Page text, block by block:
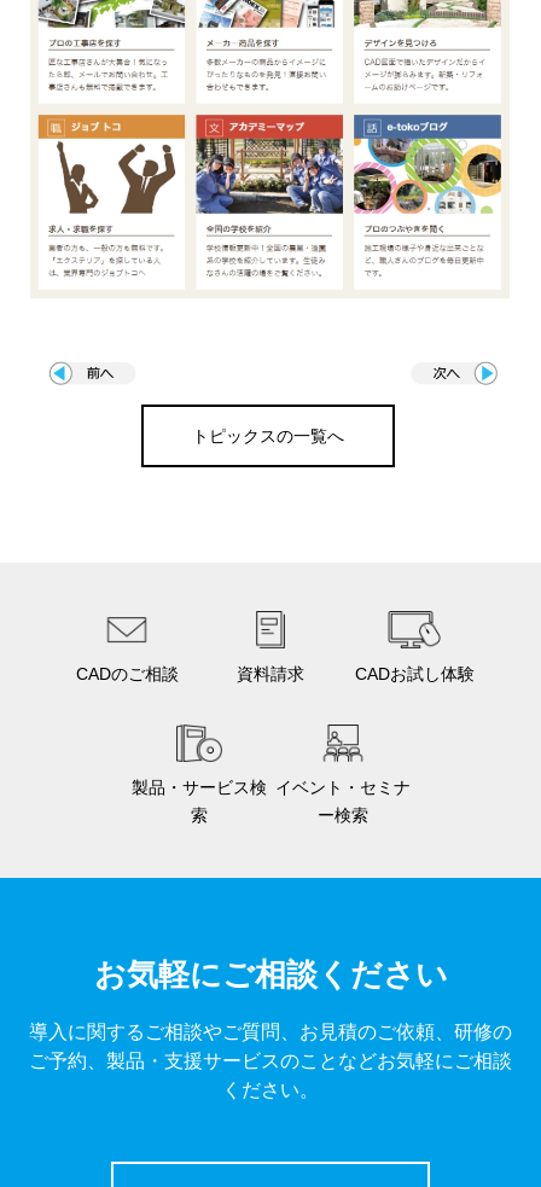
トピックスの一覧へ
CADのご相談 資料請求 CADお試し体験
製品・サービス検
索
イベント・セミナ
ー検索
お気軽にご相談ください
導入に関するご相談やご質問、お見積のご依頼、研修の
ご予約、製品・支援サービスのことなどお気軽にご相談
ください。